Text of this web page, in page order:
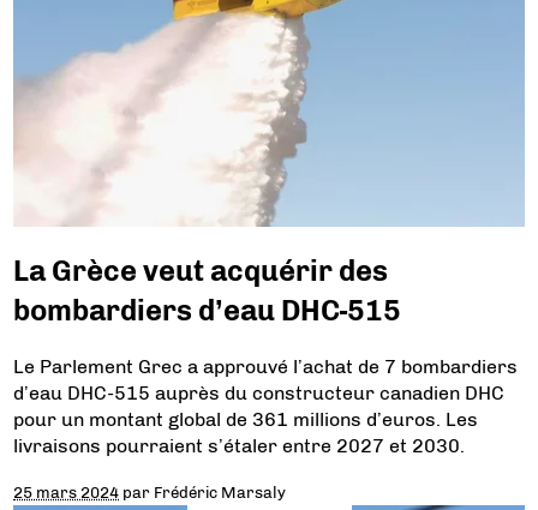
La Grèce veut acquérir des
bombardiers d’eau DHC-515
Le Parlement Grec a approuvé l’achat de 7 bombardiers
d’eau DHC-515 auprès du constructeur canadien DHC
pour un montant global de 361 millions d’euros. Les
livraisons pourraient s’étaler entre 2027 et 2030.
25 mars 2024 par Frédéric Marsaly